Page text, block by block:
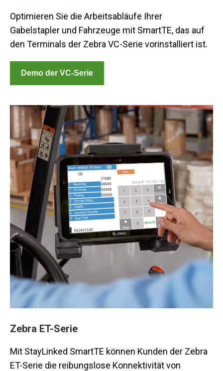
Optimieren Sie die Arbeitsabläufe Ihrer
Gabelstapler und Fahrzeuge mit SmartTE, das auf
den Terminals der Zebra VC-Serie vorinstalliert ist.
Demo der VC-Serie
Zebra ET-Serie
Mit StayLinked SmartTE können Kunden der Zebra
ET-Serie die reibungslose Konnektivität von